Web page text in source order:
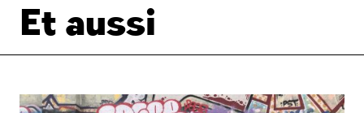
Et aussi